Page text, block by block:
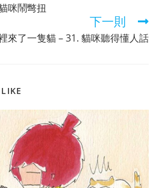
咪鬧彆扭
下一則
來了一隻貓 – 31. 貓咪聽得懂人話